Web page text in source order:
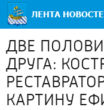
ДВЕ
ДРУГА:
КАРТИНУ